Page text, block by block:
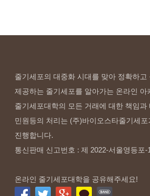
줄기세포의 대중화 시대를 맞아 정확하고
제공하는 줄기세포를 알아가는 온라인 아
줄기세포대학의 모든 거래에 대한 책임과
민원등의 처리는 (주)바이오스타줄기세포
진행합니다.
통신판매 신고번호 : 제 2022-서울영등포-
온라인 줄기세포대학을 공유해주세요!